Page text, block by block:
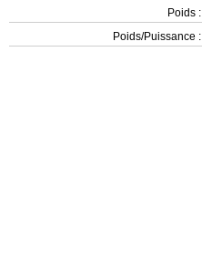
Poids :
Poids/Puissance :